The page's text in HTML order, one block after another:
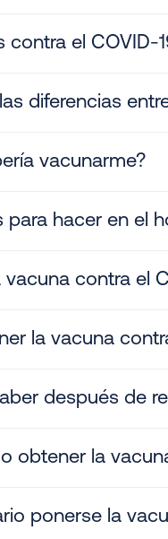
contra el COVID-
diferencias
vacunarme?
para hacer en el
vacuna contra el
la vacuna
después de
obtener la
ponerse la